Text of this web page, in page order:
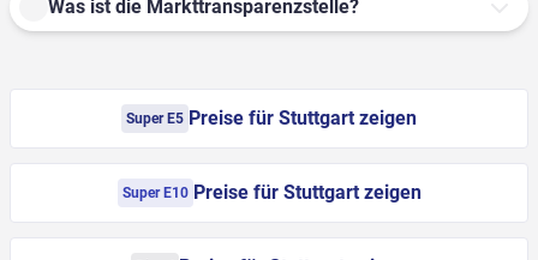
Was ist die Markttransparenzstelle?
Super E5 Preise für Stuttgart zeigen
Super E10 Preise für Stuttgart zeigen